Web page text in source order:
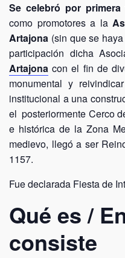
Se celebró por
como promotores a la
Artajona (sin que se
participación dicha
Artajona con el fin de
monumental y
institucional a una
el posteriormente Cerco
e histórica de la Zona
medievo, llegó a ser
1157.
Fue declarada Fiesta de
Qué es /
consiste